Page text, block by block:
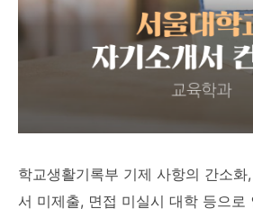
학교생활기록부 기제 사항의 간소화
서 미제출, 면접 미실시 대학 등으로